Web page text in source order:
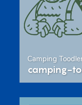
Camping
camping-